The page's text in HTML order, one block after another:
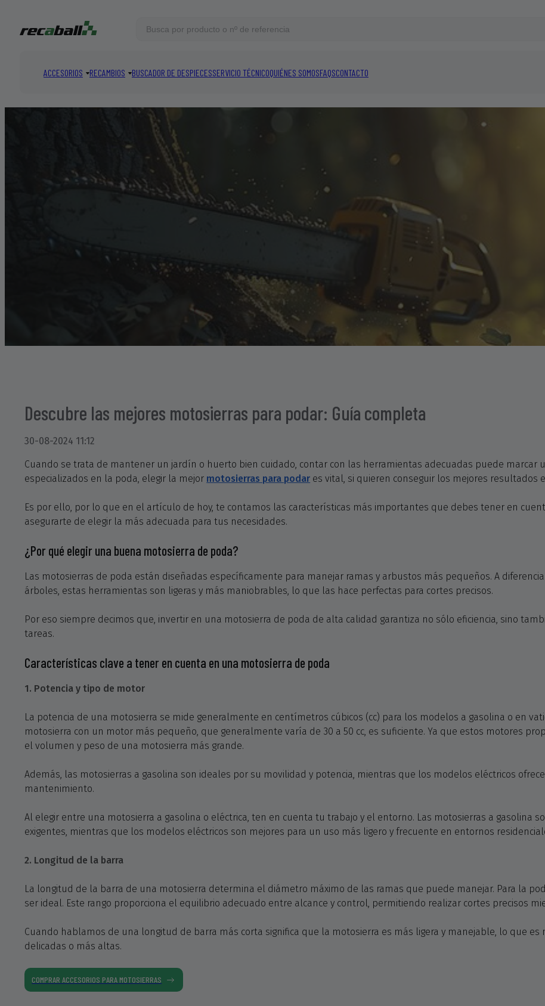
ACCESORIOS RECAMBIOS BUSCADOR DE DESPIECESSERVICIO TÉCNICOQUIÉNES SOMOSFAQSCONTACTO
VER TODOS
Descubre las mejores motosierras para podar: Guía completa
30-08-2024 11:12
Cuando se trata de mantener un jardín o huerto bien cuidado, contar con las herramientas adecuadas puede marcar
especializados en la poda, elegir la mejor motosierras para podar es vital, si quieren conseguir los mejores resultados
Es por ello, por lo que en el artículo de hoy, te contamos las características más importantes que debes tener en
asegurarte de elegir la más adecuada para tus necesidades.
¿Por qué elegir una buena motosierra de poda?
Las motosierras de poda están diseñadas específicamente para manejar ramas y arbustos más pequeños. A
árboles, estas herramientas son ligeras y más maniobrables, lo que las hace perfectas para cortes precisos.
Por eso siempre decimos que, invertir en una motosierra de poda de alta calidad garantiza no sólo eficiencia, sino
tareas.
Características clave a tener en cuenta en una motosierra de poda
1. Potencia y tipo de motor
La potencia de una motosierra se mide generalmente en centímetros cúbicos (cc) para los modelos a gasolina o en
motosierra con un motor más pequeño, que generalmente varía de 30 a 50 cc, es suficiente. Ya que estos motores
el volumen y peso de una motosierra más grande.
Además, las motosierras a gasolina son ideales por su movilidad y potencia, mientras que los modelos eléctricos
mantenimiento.
Al elegir entre una motosierra a gasolina o eléctrica, ten en cuenta tu trabajo y el entorno. Las motosierras a gasolina
exigentes, mientras que los modelos eléctricos son mejores para un uso más ligero y frecuente en entornos
2. Longitud de la barra
La longitud de la barra de una motosierra determina el diámetro máximo de las ramas que puede manejar. Para la
ser ideal. Este rango proporciona el equilibrio adecuado entre alcance y control, permitiendo realizar cortes precisos
Cuando hablamos de una longitud de barra más corta significa que la motosierra es más ligera y manejable, lo que
delicadas o más altas.
COMPRAR ACCESORIOS PARA MOTOSIERRAS